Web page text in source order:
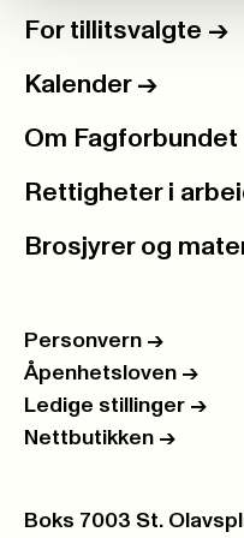
For tillitsvalgte ->
Kalender ->
Om Fagforbundet
Rettigheter i
Brosjyrer og
Personvern ->
Åpenhetsloven ->
Ledige stillinger ->
Nettbutikken ->
Postboks:
Boks 7003 St.